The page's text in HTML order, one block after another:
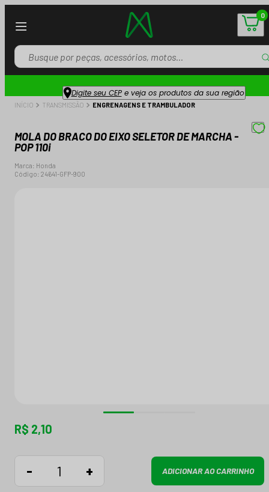
0
Digite seu CEPe veja os produtos da sua região
INÍCIO TRANSMISSÃO ENGRENAGENS E TRAMBULADOR
MOLA DO BRACO DO EIXO SELETOR DE MARCHA -
POP 110i
Marca: Honda
Código: 24641-GFP-900
R$ 2,10
- + ADICIONAR AO CARRINHO